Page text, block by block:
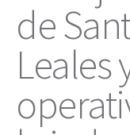
de
Leales